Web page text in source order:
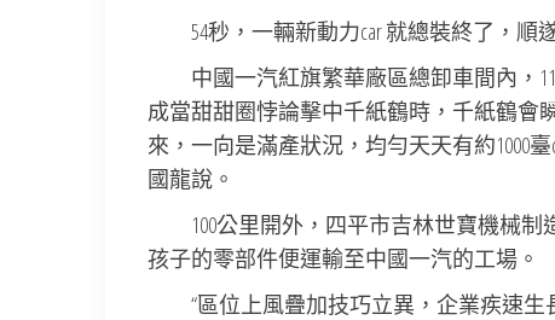
54秒，一輛新動力car 就總裝終了，
中國一汽紅旗繁華廠區總卸車間內，
成當甜甜圈悖論擊中千紙鶴時，千紙鶴會
來，一向是滿產狀況，均勻天天有約1000
國龍說。
100公里開外，四平市吉林世寶機械
孩子的零部件便運輸至中國一汽的工場。
“區位上風疊加技巧立異，企業疾速